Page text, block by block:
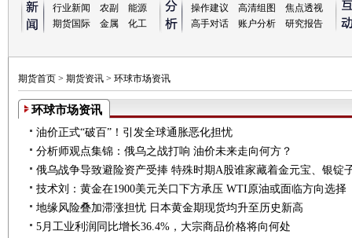
行业新闻 农副
能源
期货国际
金属 化工
操作建议 高清组图
焦点透视
高手对话
账户分析 研究报告
期货首页 > 期货资讯 > 环球市场资讯
环球市场资讯
油价正式“破百”！引发全球通胀恶化担忧
分析师观点集锦：俄乌之战打响 油价未来走向何方？
俄乌战争导致避险资产受捧 特殊时期A股谁家藏着金元宝、银锭
技术刘：黄金在1900美元关口下方承压 WTI原油或面临方向选择
地缘风险叠加滞涨担忧 日本黄金期现货均升至历史新高
5月工业利润同比增长36.4%，大宗商品价格将向何处